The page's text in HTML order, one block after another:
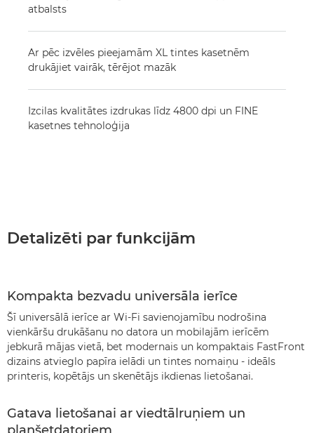
atbalsts
Ar pēc izvēles pieejamām XL tintes kasetnēm
drukājiet vairāk, tērējot mazāk
Izcilas kvalitātes izdrukas līdz 4800 dpi un FINE
kasetnes tehnoloģija
Detalizēti par funkcijām
Kompakta bezvadu universāla ierīce
Šī universālā ierīce ar Wi-Fi savienojamību nodrošina
vienkāršu drukāšanu no datora un mobilajām ierīcēm
jebkurā mājas vietā, bet modernais un kompaktais FastFront
dizains atvieglo papīra ielādi un tintes nomaiņu - ideāls
printeris, kopētājs un skenētājs ikdienas lietošanai.
Gatava lietošanai ar viedtālruņiem un